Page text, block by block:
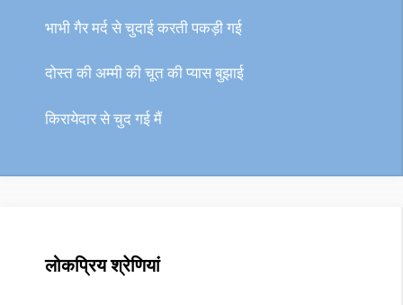
भाभी गैर मर्द से चुदाई करती पकड़ी गई
दोस्त की अम्मी की चूत की प्यास बुझाई
किरायेदार से चुद गई मैं
लोकप्रिय श्रेणियां